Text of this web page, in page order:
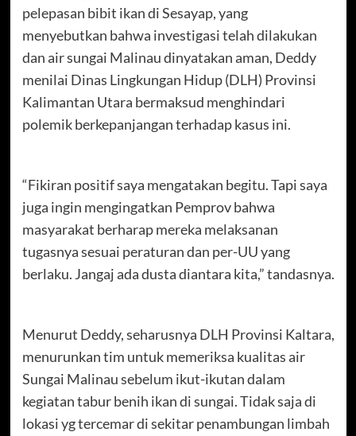
pelepasan bibit ikan di Sesayap, yang
menyebutkan bahwa investigasi telah dilakukan
dan air sungai Malinau dinyatakan aman, Deddy
menilai Dinas Lingkungan Hidup (DLH) Provinsi
Kalimantan Utara bermaksud menghindari
polemik berkepanjangan terhadap kasus ini.
“Fikiran positif saya mengatakan begitu. Tapi saya
juga ingin mengingatkan Pemprov bahwa
masyarakat berharap mereka melaksanan
tugasnya sesuai peraturan dan per-UU yang
berlaku. Jangaj ada dusta diantara kita,” tandasnya.
Menurut Deddy, seharusnya DLH Provinsi Kaltara,
menurunkan tim untuk memeriksa kualitas air
Sungai Malinau sebelum ikut-ikutan dalam
kegiatan tabur benih ikan di sungai. Tidak saja di
lokasi yg tercemar di sekitar penambungan limbah